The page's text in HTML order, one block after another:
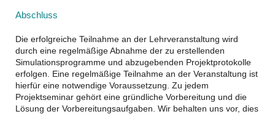
Abschluss
Die erfolgreiche Teilnahme an der Lehrveranstaltung wird
durch eine regelmäßige Abnahme der zu erstellenden
Simulationsprogramme und abzugebenden Projektprotokolle
erfolgen. Eine regelmäßige Teilnahme an der Veranstaltung ist
hierfür eine notwendige Voraussetzung. Zu jedem
Projektseminar gehört eine gründliche Vorbereitung und die
Lösung der Vorbereitungsaufgaben. Wir behalten uns vor, dies